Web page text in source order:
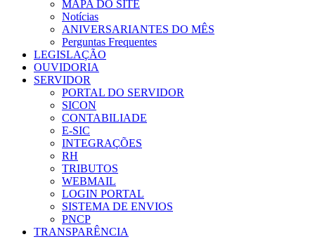
MAPA DO SITE
Notícias
ANIVERSARIANTES DO MÊS
Perguntas Frequentes
LEGISLAÇÃO
OUVIDORIA
SERVIDOR
PORTAL DO SERVIDOR
SICON
CONTABILIADE
E-SIC
INTEGRAÇÕES
RH
TRIBUTOS
WEBMAIL
LOGIN PORTAL
SISTEMA DE ENVIOS
PNCP
TRANSPARÊNCIA